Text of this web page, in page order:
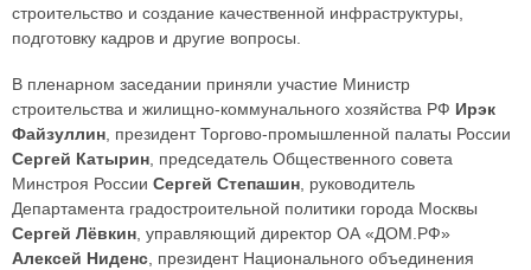
строительство и создание качественной инфраструктуры,
подготовку кадров и другие вопросы.
В пленарном заседании приняли участие Министр
строительства и жилищно-коммунального хозяйства РФ Ирэк
Файзуллин, президент Торгово-промышленной палаты России
Сергей Катырин, председатель Общественного совета
Минстроя России Сергей Степашин, руководитель
Департамента градостроительной политики города Москвы
Сергей Лёвкин, управляющий директор ОА «ДОМ.РФ»
Алексей Ниденс, президент Национального объединения